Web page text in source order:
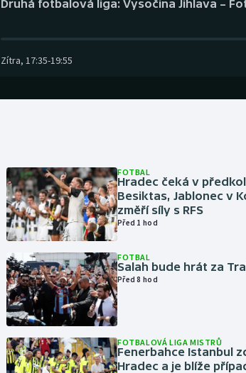
Druhá fotbalová liga: Vysočina Jihlava –
Zítra, 17:35-19:55
FOTBAL
Hradec čeká v
Besiktas, Jablonec v
změří síly s RFS
Před 1 hod
FOTBAL
Salah bude hrát za
Před 8 hod
FOTBALOVÁ LIGA MISTRŮ
Fenerbahce Istanbul
Hradec a je blíže